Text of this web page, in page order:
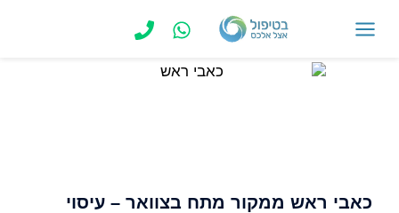
MAIN
MENU
כאבי ראש ממקור מתח בצוואר – עיסוי